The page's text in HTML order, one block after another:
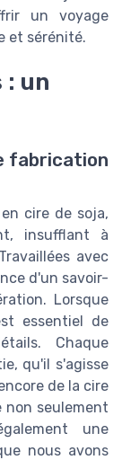
un voyage
et sérénité.
: un
fabrication
cire de soja,
insufflant à
avec
d'un savoir-
Lorsque
essentiel de
Chaque
qu'il s'agisse
de la cire
non seulement
une
nous avons